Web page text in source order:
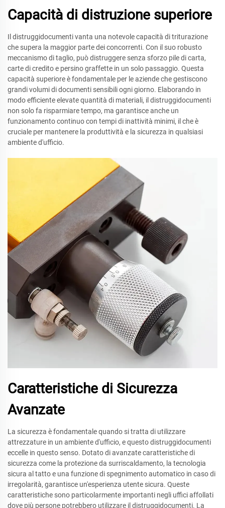
Capacità di distruzione superiore
Il distruggidocumenti vanta una notevole capacità di triturazione
che supera la maggior parte dei concorrenti. Con il suo robusto
meccanismo di taglio, può distruggere senza sforzo pile di carta,
carte di credito e persino graffette in un solo passaggio. Questa
capacità superiore è fondamentale per le aziende che gestiscono
grandi volumi di documenti sensibili ogni giorno. Elaborando in
modo efficiente elevate quantità di materiali, il distruggidocumenti
non solo fa risparmiare tempo, ma garantisce anche un
funzionamento continuo con tempi di inattività minimi, il che è
cruciale per mantenere la produttività e la sicurezza in qualsiasi
ambiente d'ufficio.
Caratteristiche di Sicurezza
Avanzate
La sicurezza è fondamentale quando si tratta di utilizzare
attrezzature in un ambiente d'ufficio, e questo distruggidocumenti
eccelle in questo senso. Dotato di avanzate caratteristiche di
sicurezza come la protezione da surriscaldamento, la tecnologia
sicura al tatto e una funzione di spegnimento automatico in caso di
irregolarità, garantisce un'esperienza utente sicura. Queste
caratteristiche sono particolarmente importanti negli uffici affollati
dove più persone potrebbero utilizzare il distruggidocumenti. La